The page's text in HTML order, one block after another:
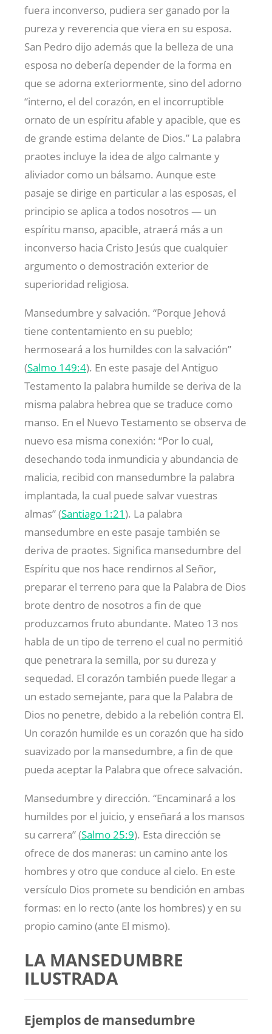
fuera inconverso, pudiera ser ganado por la
pureza y reverencia que viera en su esposa.
San Pedro dijo además que la belleza de una
esposa no debería depender de la forma en
que se adorna exteriormente, sino del adorno
“interno, el del corazón, en el incorruptible
ornato de un espíritu afable y apacible, que es
de grande estima delante de Dios.” La palabra
praotes incluye la idea de algo calmante y
aliviador como un bálsamo. Aunque este
pasaje se dirige en particular a las esposas, el
principio se aplica a todos nosotros — un
espíritu manso, apacible, atraerá más a un
inconverso hacia Cristo Jesús que cualquier
argumento o demostración exterior de
superioridad religiosa.
Mansedumbre y salvación. “Porque Jehová
tiene contentamiento en su pueblo;
hermoseará a los humildes con la salvación”
(Salmo 149:4). En este pasaje del Antiguo
Testamento la palabra humilde se deriva de la
misma palabra hebrea que se traduce como
manso. En el Nuevo Testamento se observa de
nuevo esa misma conexión: “Por lo cual,
desechando toda inmundicia y abundancia de
malicia, recibid con mansedumbre la palabra
implantada, la cual puede salvar vuestras
almas” (Santiago 1:21). La palabra
mansedumbre en este pasaje también se
deriva de praotes. Significa mansedumbre del
Espíritu que nos hace rendirnos al Señor,
preparar el terreno para que la Palabra de Dios
brote dentro de nosotros a fin de que
produzcamos fruto abundante. Mateo 13 nos
habla de un tipo de terreno el cual no permitió
que penetrara la semilla, por su dureza y
sequedad. El corazón también puede llegar a
un estado semejante, para que la Palabra de
Dios no penetre, debido a la rebelión contra El.
Un corazón humilde es un corazón que ha sido
suavizado por la mansedumbre, a fin de que
pueda aceptar la Palabra que ofrece salvación.
Mansedumbre y dirección. “Encaminará a los
humildes por el juicio, y enseñará a los mansos
su carrera” (Salmo 25:9). Esta dirección se
ofrece de dos maneras: un camino ante los
hombres y otro que conduce al cielo. En este
versículo Dios promete su bendición en ambas
formas: en lo recto (ante los hombres) y en su
propio camino (ante El mismo).
LA MANSEDUMBRE
ILUSTRADA
Ejemplos de mansedumbre